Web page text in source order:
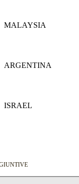
MALAYSIA
ARGENTINA
ISRAEL